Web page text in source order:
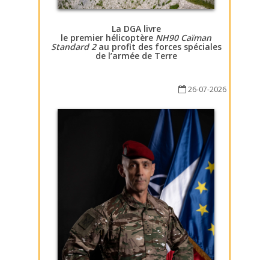
La DGA livre
le premier hélicoptère NH90 Caïman
Standard 2au profit des forces spéciales
de l’armée de Terre
26-07-2026